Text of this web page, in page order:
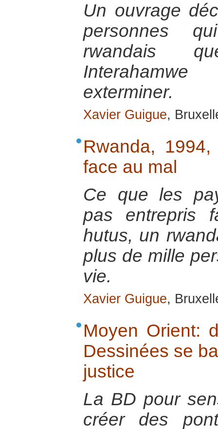
Un ouvrage
personnes
rwandais
exterminer.
Xavier Guigue,
Rwanda,
face au mal
Ce que les
pas entrepris
hutus, un
plus de mille
vie.
Xavier Guigue,
Moyen Orient:
Dessinées se
justice
La BD pour
créer des